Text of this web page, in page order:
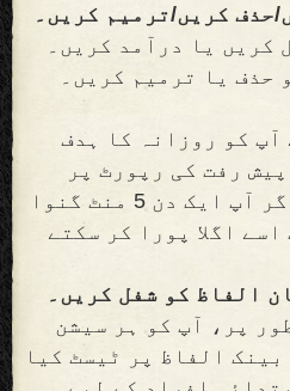
حذف کریں/ترمیم کریں۔
کریں یا درآمد کریں۔
حذف یا ترمیم کریں۔
آپ کو روزانہ کا ہدف
رفت کی رپورٹ پر
مشتمل ہے لہذا اگر آپ ایک دن 5 منٹ گنوا
اگلا پورا کر سکتے
الفاظ کو شفل کریں۔
پر، آپ کو ہر سیشن
20 غیر بینک الفاظ پر ٹیسٹ کیا